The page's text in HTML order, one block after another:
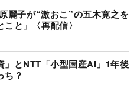
麗子が“激おこ”の五木寛之を
と」〈再配信〉
」とNTT「小型国産AI」1年後
ち？